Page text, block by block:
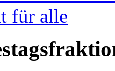
für alle